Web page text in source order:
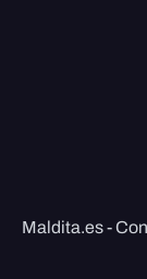
Maldita.es -